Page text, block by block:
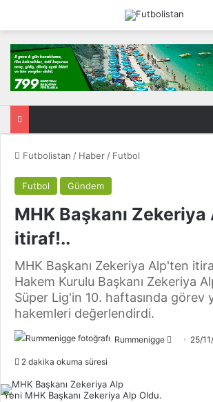
Futbolistan / Haber / Futbol
Futbol Gündem
MHK Başkanı Zekeriya
itiraf!..
MHK Başkanı Zekeriya Alp'ten
Hakem Kurulu Başkanı Zekeriya
Süper Lig'in 10. haftasında görev
hakemleri değerlendirdi.
Rummenigge 25/
2 dakika okuma süresi
Yeni MHK Başkanı Zekeriya Alp Oldu.